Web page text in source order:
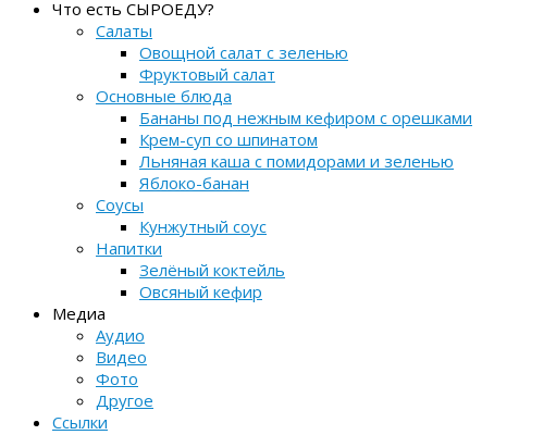
Что есть СЫРОЕДУ?
Салаты
Овощной салат с зеленью
Фруктовый салат
Основные блюда
Бананы под нежным кефиром с орешками
Крем-суп со шпинатом
Льняная каша с помидорами и зеленью
Яблоко-банан
Соусы
Кунжутный соус
Напитки
Зелёный коктейль
Овсяный кефир
Медиа
Аудио
Видео
Фото
Другое
Ссылки